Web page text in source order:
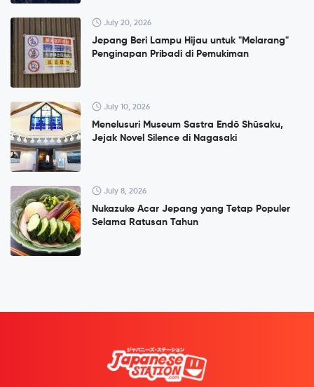
July 20, 2026
Jepang Beri Lampu Hijau untuk "Melarang"
Penginapan Pribadi di Pemukiman
July 10, 2026
Menelusuri Museum Sastra Endō Shūsaku,
Jejak Novel Silence di Nagasaki
July 8, 2026
Nukazuke Acar Jepang yang Tetap Populer
Selama Ratusan Tahun